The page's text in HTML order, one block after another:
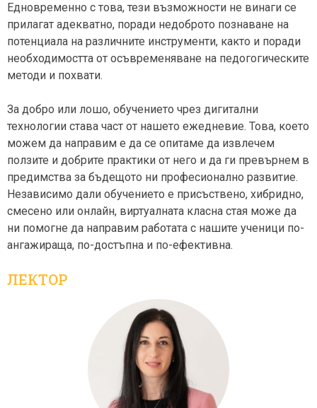
Едновременно с това, тези възможности не винаги се
прилагат адекватно, поради недоброто познаване на
потенциала на различните инструменти, както и поради
необходимостта от осъвременяване на педогогическите
методи и похвати.
За добро или лошо, обучението чрез дигитални
технологии става част от нашето ежедневие. Това, което
можем да направим е да се опитаме да извлечем
ползите и добрите практики от него и да ги превърнем в
предимства за бъдещото ни професионално развитие.
Независимо дали обучението е присъствено, хибридно,
смесено или онлайн, виртуалната класна стая може да
ни помогне да направим работата с нашите ученици по-
ангажираща, по-достъпна и по-ефективна.
ЛЕКТОР